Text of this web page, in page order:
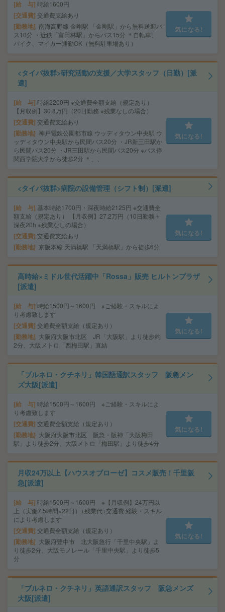
給 与 時給1600円
交通費 交通費支給あり
勤務地
南海高野線 金剛駅 「金剛駅」から無料送迎バ
ス10分 ・近鉄「富田林駅」からバス15分 ＊自転車、
バイク、マイカー通勤OK（無料駐車場あり）
気になる!
<タイパ抜群>研究活動の支援／大学スタッフ（日勤）[派
遣]
給 与 時給2200円 ※交通費全額支給（規定あり）
【月収例】30.8万円（20日勤務 ※残業なしの場合）
交通費 交通費支給あり
勤務地 神戸電鉄公園都市線 ウッディタウン中央駅 ウ
ッディタウン中央駅から民間バス20分 ・JR新三田駅か
ら民間バス20分 ・JR三田駅から民間バス20分 ※バス停
関西学院大学から徒歩2分 ＊、、
気になる!
<タイパ抜群>病院の設備管理（シフト制）[派遣]
給 与 基本時給1700円・深夜時給2125円 ※交通費全
額支給（規定あり） 【月収例】27.2万円（10日勤務＋
深夜20h ※残業なしの場合）
交通費 交通費支給あり
勤務地 京阪本線 天満橋駅 「天満橋駅」から徒歩6分
気になる!
高時給×ミドル世代活躍中「Rossa」販売 ヒルトンプラザ
[派遣]
給 与 時給1500円～1600円 ※ご経験・スキルによ
り考慮致します
交通費 交通費全額支給（規定あり）
勤務地
大阪府大阪市北区 JR「大阪駅」より徒歩約
2分、大阪メトロ「西梅田駅」直結
気になる!
「ブルネロ・クチネリ」韓国語通訳スタッフ 阪急メン
ズ大阪[派遣]
給 与 時給1500円～1600円 ※ご経験・スキルによ
り考慮致します
交通費 交通費全額支給（規定あり）
勤務地
大阪府大阪市北区 阪急・阪神「大阪梅田
駅」より徒歩2分、大阪メトロ「梅田駅」より徒歩4分
気になる!
月収24万以上【ハウスオブローゼ】コスメ販売！千里阪
急[派遣]
給 与 時給1500円～1600円 ※【月収例】24万円以
上（実働7.5時間×22日）+残業代+交通費 経験・スキル
により考慮します
交通費 交通費全額支給（規定あり）
勤務地
大阪府豊中市 北大阪急行「千里中央駅」よ
り徒歩2分、大阪モノレール「千里中央駅」より徒歩5
分
気になる!
「ブルネロ・クチネリ」英語通訳スタッフ 阪急メンズ
大阪[派遣]